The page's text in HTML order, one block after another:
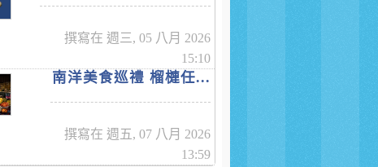
撰寫在 週三, 05 八月 2026
15:10
南洋美食巡禮 榴槤任...
撰寫在 週五, 07 八月 2026
13:59